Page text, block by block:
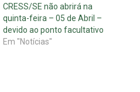
CRESS/SE não abrirá na
quinta-feira – 05 de Abril –
devido ao ponto facultativo
Em "Notícias"